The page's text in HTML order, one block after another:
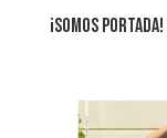
¡SOMOS PORTADA!